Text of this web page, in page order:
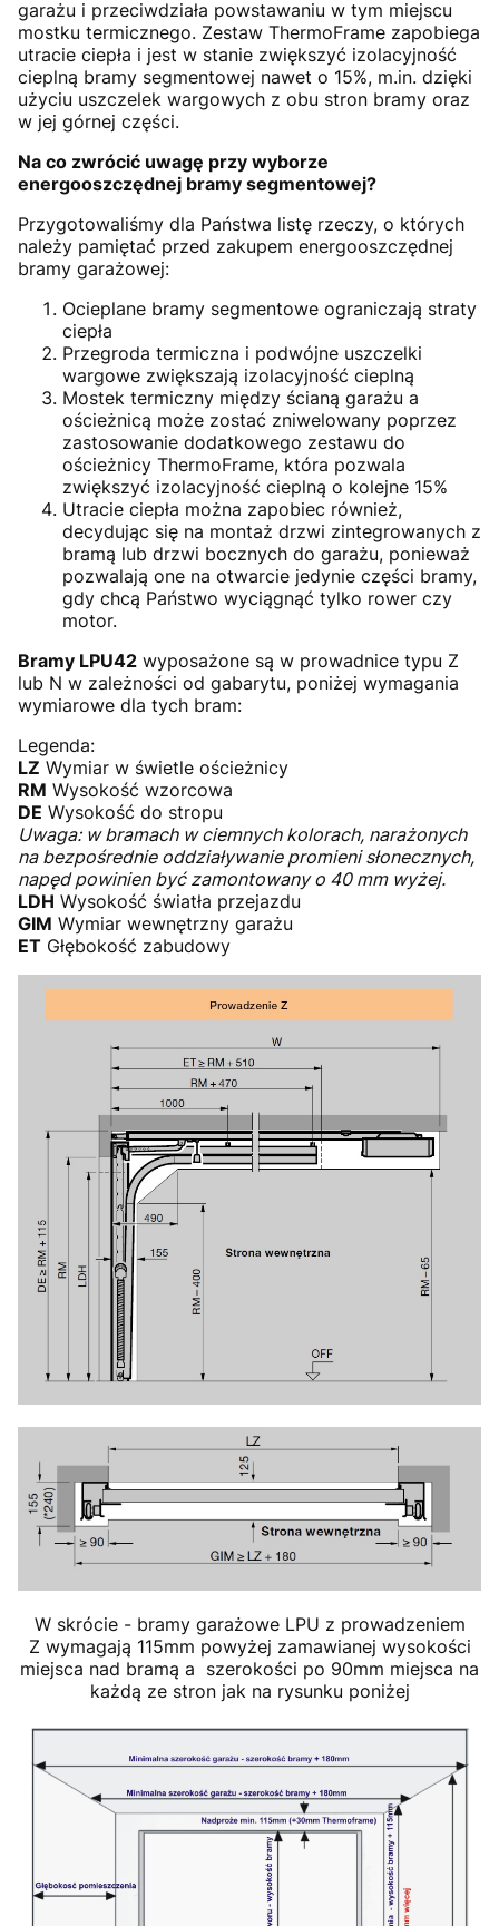
garażu i przeciwdziała powstawaniu w tym miejscu
mostku termicznego. Zestaw ThermoFrame zapobiega
utracie ciepła i jest w stanie zwiększyć izolacyjność
cieplną bramy segmentowej nawet o 15%, m.in. dzięki
użyciu uszczelek wargowych z obu stron bramy oraz
w jej górnej części.
Na co zwrócić uwagę przy wyborze
energooszczędnej bramy segmentowej?
Przygotowaliśmy dla Państwa listę rzeczy, o których
należy pamiętać przed zakupem energooszczędnej
bramy garażowej:
Ocieplane bramy segmentowe ograniczają straty
ciepła
Przegroda termiczna i podwójne uszczelki
wargowe zwiększają izolacyjność cieplną
Mostek termiczny między ścianą garażu a
ościeżnicą może zostać zniwelowany poprzez
zastosowanie dodatkowego zestawu do
ościeżnicy ThermoFrame, która pozwala
zwiększyć izolacyjność cieplną o kolejne 15%
Utracie ciepła można zapobiec również,
decydując się na montaż drzwi zintegrowanych z
bramą lub drzwi bocznych do garażu, ponieważ
pozwalają one na otwarcie jedynie części bramy,
gdy chcą Państwo wyciągnąć tylko rower czy
motor.
Bramy LPU42 wyposażone są w prowadnice typu Z
lub N w zależności od gabarytu, poniżej wymagania
wymiarowe dla tych bram:
Legenda:
LZ Wymiar w świetle ościeżnicy
RM Wysokość wzorcowa
DE Wysokość do stropu
Uwaga: w bramach w ciemnych kolorach, narażonych
na bezpośrednie oddziaływanie promieni słonecznych,
napęd powinien być zamontowany o 40 mm wyżej.
LDH Wysokość światła przejazdu
GIM Wymiar wewnętrzny garażu
ET Głębokość zabudowy
W skrócie - bramy garażowe LPU z prowadzeniem
Z wymagają 115mm powyżej zamawianej wysokości
miejsca nad bramą a szerokości po 90mm miejsca na
każdą ze stron jak na rysunku poniżej